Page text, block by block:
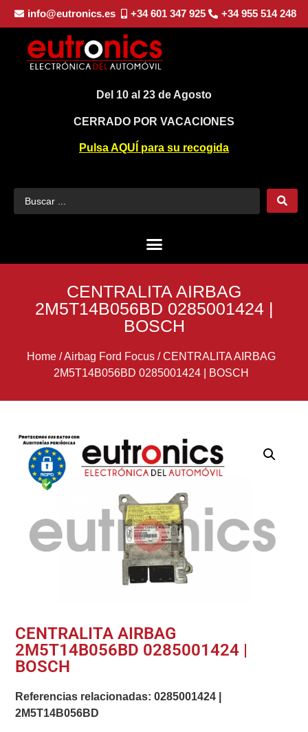
info@eutronics.es +34 601 347 925 +34 955 514 248
Del 10 al 23 de Agosto
CERRADO POR VACACIONES
Pulsa AQUÍ para su recogida
CENTRALITA AIRBAG
2M5T14B056BD 0285001424 |
BOSCH
Home/Airbag Ford Focus/CENTRALITA AIRBAG
2M5T14B056BD 0285001424 | BOSCH
CENTRALITA AIRBAG
2M5T14B056BD 0285001424 |
BOSCH
Referencias relacionadas:0285001424
2M5T14B056BD